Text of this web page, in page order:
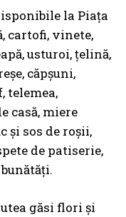
la Piața
cartofi, vinete,
usturoi, țelină,
căpșuni,
telemea,
casă, miere
și sos de roșii,
de patiserie,
găsi flori și